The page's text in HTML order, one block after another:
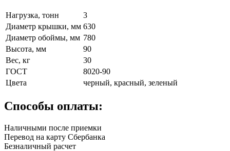
Нагрузка, тонн
3
Диаметр крышки, мм 630
Диаметр обоймы, мм 780
Высота, мм
90
Вес, кг
30
ГОСТ
8020-90
Цвета
черный, красный, зеленый
Способы оплаты:
Наличными после приемки
Перевод на карту Сбербанка
Безналичный расчет